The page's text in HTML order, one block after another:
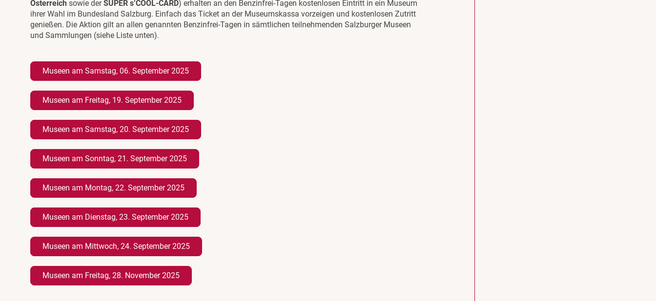
Österreich sowie derSUPER s’COOL-CARD) erhalten an den Benzinfrei-Tagen kostenlosen Eintritt in ein Museum
ihrer Wahl im Bundesland Salzburg. Einfach das Ticket an der Museumskassa vorzeigen und kostenlosen Zutritt
genießen. Die Aktion gilt an allen genannten Benzinfrei-Tagen in sämtlichen teilnehmenden Salzburger Museen
und Sammlungen (siehe Liste unten).
Museen am Samstag, 06. September 2025
Museen am Freitag, 19. September 2025
Museen am Samstag, 20. September 2025
Museen am Sonntag, 21. September 2025
Museen am Montag, 22. September 2025
Museen am Dienstag, 23. September 2025
Museen am Mittwoch, 24. September 2025
Museen am Freitag, 28. November 2025